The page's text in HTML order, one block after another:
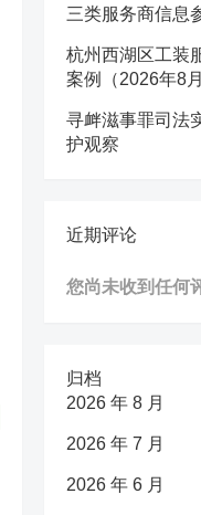
三类服务商信息
杭州西湖区工装
案例（2026年8月
寻衅滋事罪司法
护观察
近期评论
您尚未收到任何
归档
2026 年 8 月
2026 年 7 月
2026 年 6 月